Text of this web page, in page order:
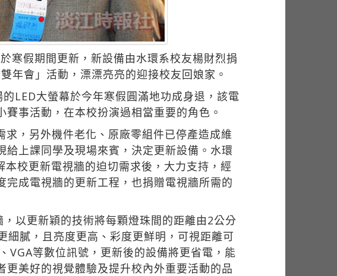
寒假期間更新，新設備由水環系校友楊財烈捐
年會」活動，漂漂亮亮的迎接校友回娘家。
LED大螢幕於今年寒假圓滿地功成身退，該電
事活動，在本校扮演過相當重要的角色。
，另外機件老化、原廠零組件已停產造成維
上課同學及現場來賓，決定更新設備。水環
校更新電視牆的迫切需求後，大力支持，經
成電視牆的更新工程，也捐贈電視牆所需的
以更新穎的技術將每顆燈珠間的距離由2公分
膩，且亮度更高、彩度更鮮明，可視距離可
VGA等數位訊號，更新後的設備將更省電，能
美好的視覺體驗及提升校內外重要活動的品